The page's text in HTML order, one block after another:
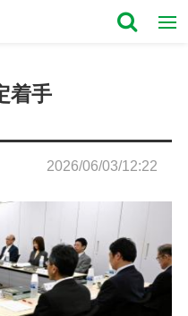
着手
2026/06/03/12:22